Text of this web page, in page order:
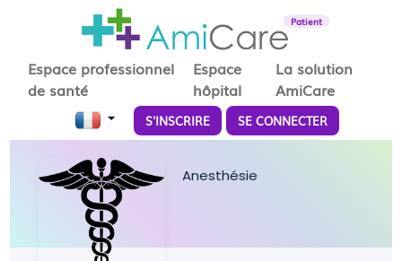
Patient
Espace professionnel
de santé
Espace
hôpital
La solution
AmiCare
S'INSCRIRE SE CONNECTER
Anesthésie